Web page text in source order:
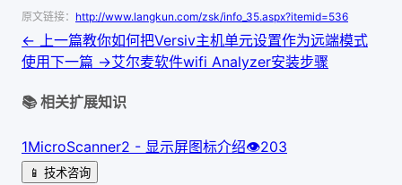
原文链接： http://www.langkun.com/zsk/info_35.aspx?itemid=536
← 上一篇教你如何把Versiv主机单元设置作为远端模式
使用下一篇 →艾尔麦软件wifi Analyzer安装步骤
📚 相关扩展知识
1MicroScanner2 - 显示屏图标介绍👁203
📱 技术咨询